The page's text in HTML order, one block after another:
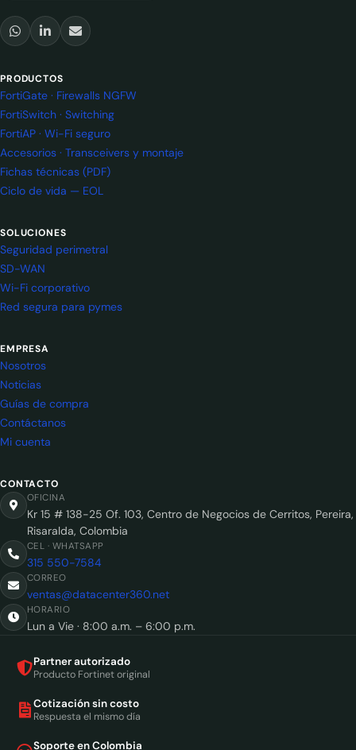
PRODUCTOS
FortiGate · Firewalls NGFW
FortiSwitch · Switching
FortiAP · Wi-Fi seguro
Accesorios · Transceivers y montaje
Fichas técnicas (PDF)
Ciclo de vida — EOL
SOLUCIONES
Seguridad perimetral
SD-WAN
Wi-Fi corporativo
Red segura para pymes
EMPRESA
Nosotros
Noticias
Guías de compra
Contáctanos
Mi cuenta
CONTACTO
OFICINA
Kr 15 # 138-25 Of. 103, Centro de Negocios de Cerritos, Pereira,
Risaralda, Colombia
CEL · WHATSAPP
315 550-7584
CORREO
ventas@datacenter360.net
HORARIO
Lun a Vie · 8:00 a.m. – 6:00 p.m.
Partner autorizado
Producto Fortinet original
Cotización sin costo
Respuesta el mismo día
Soporte en Colombia